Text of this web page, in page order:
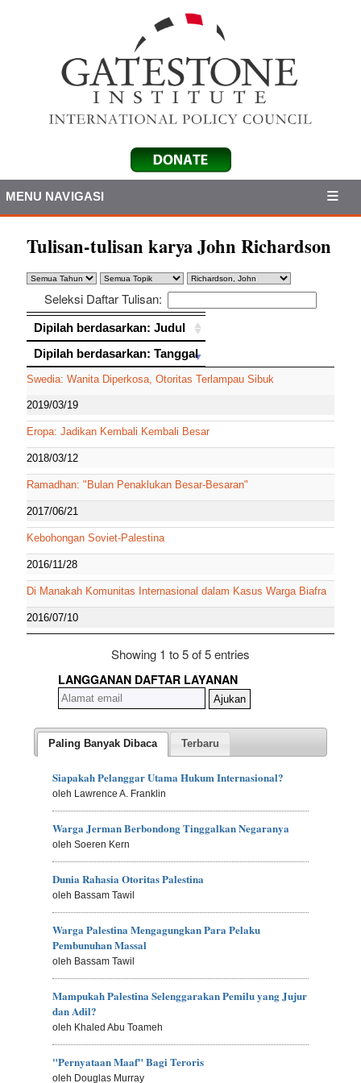
MENU NAVIGASI
Tulisan-tulisan karya John Richardson
Seleksi Daftar Tulisan:
Dipilah berdasarkan: Judul
Dipilah berdasarkan: Tanggal
Swedia: Wanita Diperkosa, Otoritas Terlampau Sibuk
2019/03/19
Eropa: Jadikan Kembali Kembali Besar
2018/03/12
Ramadhan: "Bulan Penaklukan Besar-Besaran"
2017/06/21
Kebohongan Soviet-Palestina
2016/11/28
Di Manakah Komunitas Internasional dalam Kasus Warga Biafra
2016/07/10
Showing 1 to 5 of 5 entries
LANGGANAN DAFTAR LAYANAN
Paling Banyak Dibaca Terbaru
Siapakah Pelanggar Utama Hukum Internasional?
oleh Lawrence A. Franklin
Warga Jerman Berbondong Tinggalkan Negaranya
oleh Soeren Kern
Dunia Rahasia Otoritas Palestina
oleh Bassam Tawil
Warga Palestina Mengagungkan Para Pelaku
Pembunuhan Massal
oleh Bassam Tawil
Mampukah Palestina Selenggarakan Pemilu yang Jujur
dan Adil?
oleh Khaled Abu Toameh
"Pernyataan Maaf" Bagi Teroris
oleh Douglas Murray
Dipilah berdasarkan: Judul
Dipilah berdasarkan: Tanggal